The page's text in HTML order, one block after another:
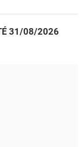
31/08/2026